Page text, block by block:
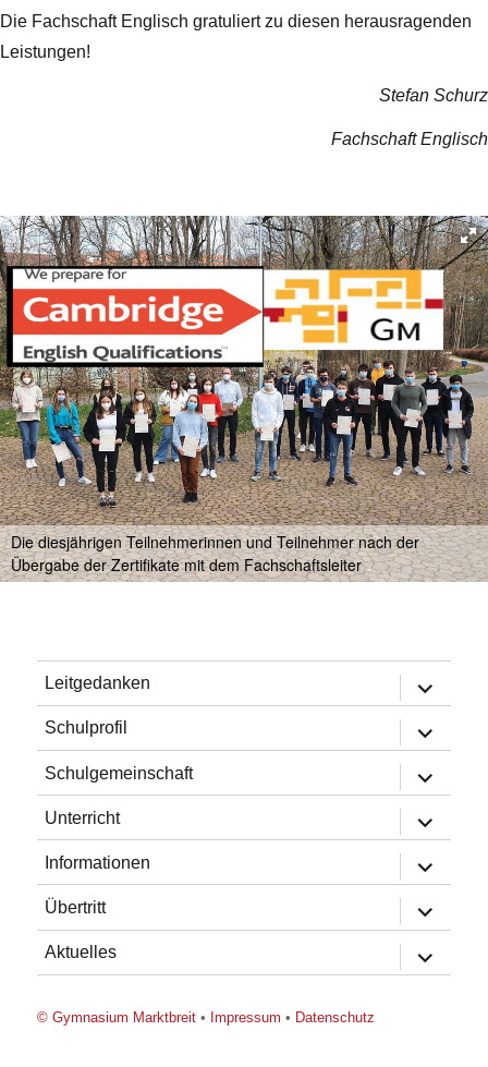
Die Fachschaft Englisch gratuliert zu diesen herausragenden
Leistungen!
Stefan Schurz
Fachschaft Englisch
Die diesjährigen Teilnehmerinnen und Teilnehmer nach der
Übergabe der Zertifikate mit dem Fachschaftsleiter
Leitgedanken
öffnen
Schulprofil
öffnen
Schulgemeinschaft
öffnen
Unterricht
öffnen
Informationen
öffnen
Übertritt
öffnen
Aktuelles
öffnen
© Gymnasium Marktbreit • Impressum • Datenschutz